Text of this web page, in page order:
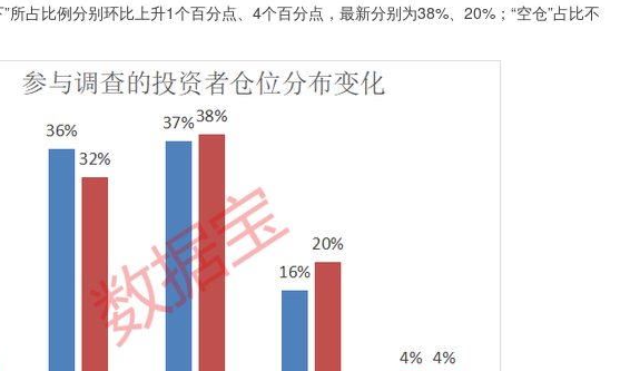
所占比例分别环比上升1个百分点、4个百分点，最新分别为38%、20%；“空仓”占比不